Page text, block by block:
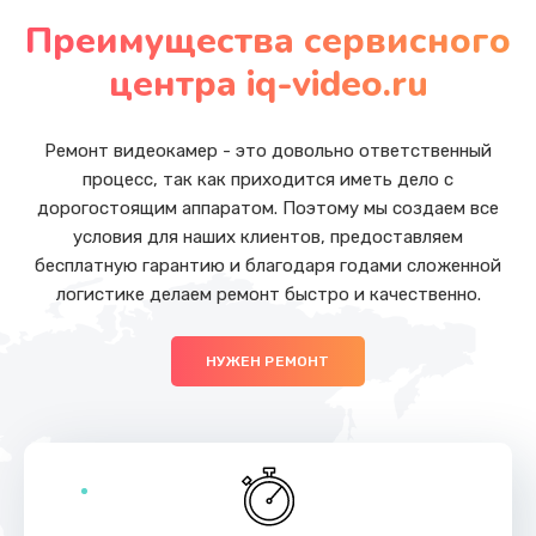
Заказать
от 880 руб.
Заказать
Ремонт блока управления
от 2000 руб.
Ремонт механики сканирующей головки
Замена матричного блока
Преимущества сервисного
центра iq-video.ru
Ремонт видеокамер - это довольно ответственный
процесс, так как приходится иметь дело с
дорогостоящим аппаратом. Поэтому мы создаем все
условия для наших клиентов, предоставляем
бесплатную гарантию и благодаря годами сложенной
логистике делаем ремонт быстро и качественно.
НУЖЕН РЕМОНТ